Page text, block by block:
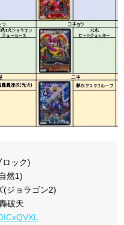
ック)
然1)
(ジョラゴン2)
破天